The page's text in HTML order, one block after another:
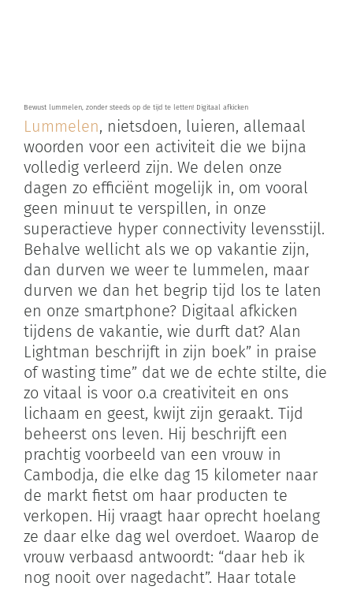
Bewust lummelen, zonder steeds op de tijd te letten! Digitaal afkicken
Lummelen, nietsdoen, luieren, allemaal
woorden voor een activiteit die we bijna
volledig verleerd zijn. We delen onze
dagen zo efficiënt mogelijk in, om vooral
geen minuut te verspillen, in onze
superactieve hyper connectivity levensstijl.
Behalve wellicht als we op vakantie zijn,
dan durven we weer te lummelen, maar
durven we dan het begrip tijd los te laten
en onze smartphone? Digitaal afkicken
tijdens de vakantie, wie durft dat? Alan
Lightman beschrijft in zijn boek” in praise
of wasting time” dat we de echte stilte, die
zo vitaal is voor o.a creativiteit en ons
lichaam en geest, kwijt zijn geraakt. Tijd
beheerst ons leven. Hij beschrijft een
prachtig voorbeeld van een vrouw in
Cambodja, die elke dag 15 kilometer naar
de markt fietst om haar producten te
verkopen. Hij vraagt haar oprecht hoelang
ze daar elke dag wel overdoet. Waarop de
vrouw verbaasd antwoordt: “daar heb ik
nog nooit over nagedacht”. Haar totale